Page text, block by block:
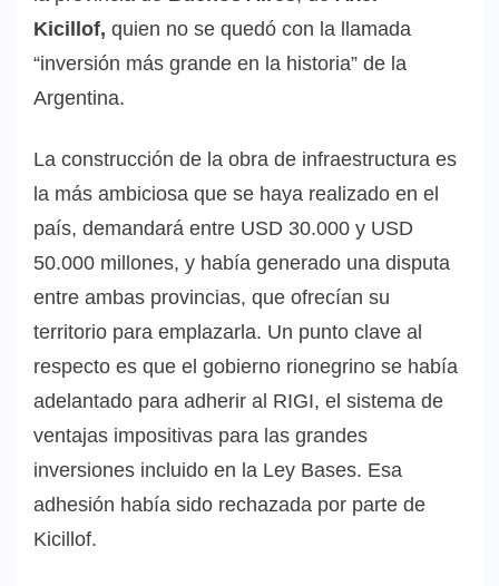
Kicillof, quien no se quedó con la llamada
“inversión más grande en la historia” de la
Argentina.
La construcción de la obra de infraestructura es
la más ambiciosa que se haya realizado en el
país, demandará entre USD 30.000 y USD
50.000 millones, y había generado una disputa
entre ambas provincias, que ofrecían su
territorio para emplazarla. Un punto clave al
respecto es que el gobierno rionegrino se había
adelantado para adherir al RIGI, el sistema de
ventajas impositivas para las grandes
inversiones incluido en la Ley Bases. Esa
adhesión había sido rechazada por parte de
Kicillof.